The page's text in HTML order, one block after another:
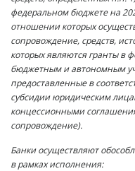
федеральном бюджете на
отношении которых
сопровождение, средств,
которых являются гранты в
бюджетным и автономным
предоставленные в
субсидии юридическим
концессионными
сопровождение).
Банки осуществляют
в рамках исполнения: